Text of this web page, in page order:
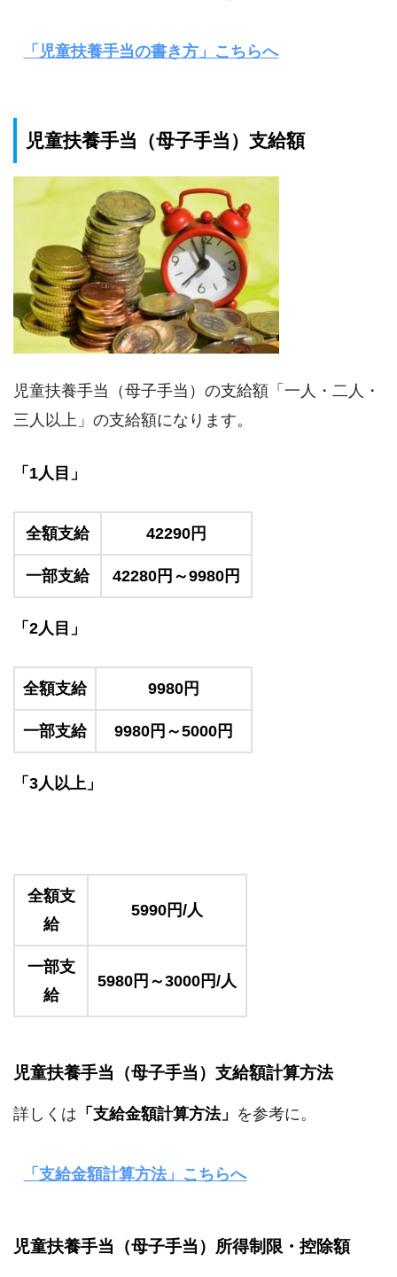
「児童扶養手当の書き方」こちらへ
児童扶養手当（母子手当）支給額
児童扶養手当（母子手当）の支給額「一人・二人・
三人以上」の支給額になります。
「1人目」
全額支給 42290円
一部支給 42280円～9980円
「2人目」
全額支給 9980円
一部支給 9980円～5000円
「3人以上」
全額支
給
5990円/人
一部支
給
5980円～3000円/人
児童扶養手当（母子手当）支給額計算方法
詳しくは 「支給金額計算方法」 を参考に。
「支給金額計算方法」こちらへ
児童扶養手当（母子手当）所得制限・控除額